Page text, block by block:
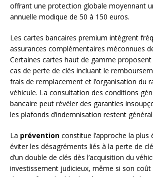
offrant une protection globale moyennant
annuelle modique de 50 à 150 euros.
Les cartes bancaires premium intègrent
assurances complémentaires méconnues
Certaines cartes haut de gamme
cas de perte de clés incluant le
frais de remplacement et l’organisation du
véhicule. La consultation des conditions
bancaire peut révéler des garanties
les plafonds d’indemnisation restent
La prévention constitue l’approche la
éviter les désagréments liés à la perte de
d’un double de clés dès l’acquisition du
investissement judicieux, même si son